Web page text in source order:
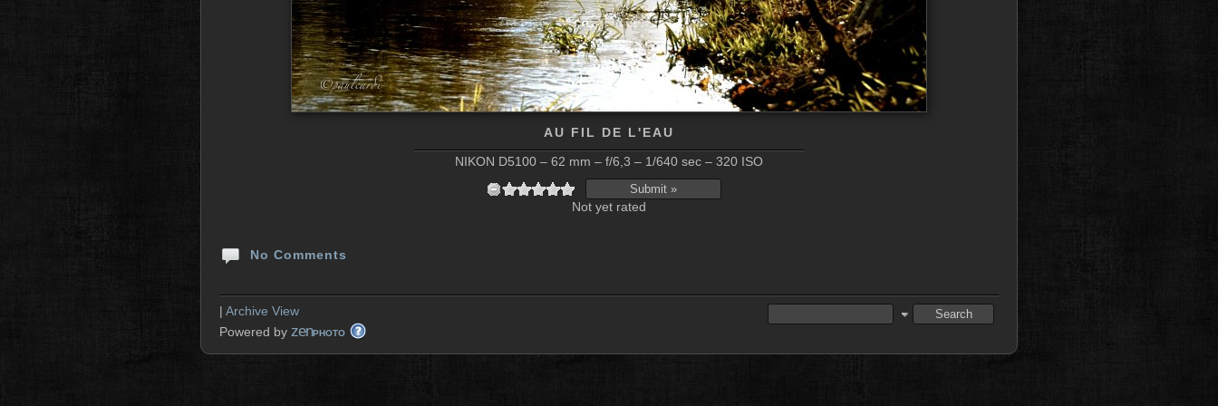
AU FIL DE L'EAU
NIKON D5100 – 62 mm – f/6,3 – 1/640 sec – 320 ISO
Not yet rated
No Comments
| Archive View
Powered by zenPHOTO